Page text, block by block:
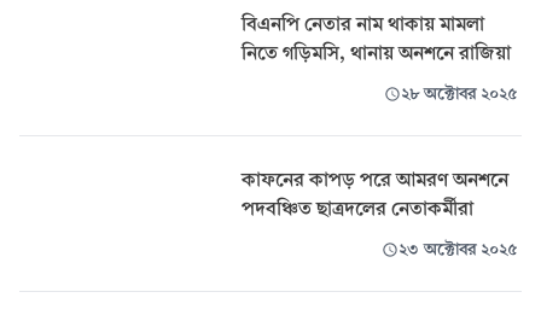
বিএনপি নেতার নাম থাকায় মামলা
নিতে গড়িমসি, থানায় অনশনে রাজিয়া
২৮ অক্টোবর ২০২৫
কাফনের কাপড় পরে আমরণ অনশনে
পদবঞ্চিত ছাত্রদলের নেতাকর্মীরা
২৩ অক্টোবর ২০২৫